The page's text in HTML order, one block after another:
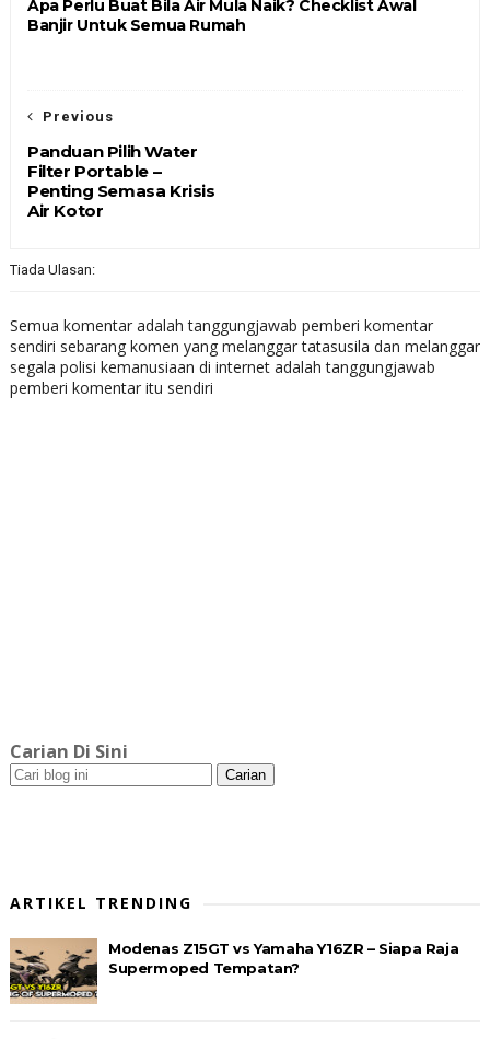
Apa Perlu Buat Bila Air Mula Naik? Checklist Awal
Banjir Untuk Semua Rumah
Previous
Panduan Pilih Water
Filter Portable –
Penting Semasa Krisis
Air Kotor
Tiada Ulasan:
Semua komentar adalah tanggungjawab pemberi komentar
sendiri sebarang komen yang melanggar tatasusila dan melanggar
segala polisi kemanusiaan di internet adalah tanggungjawab
pemberi komentar itu sendiri
Carian Di Sini
ARTIKEL TRENDING
Modenas Z15GT vs Yamaha Y16ZR – Siapa Raja
Supermoped Tempatan?